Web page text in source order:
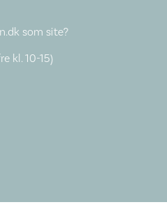
som site?
kl. 10-15)